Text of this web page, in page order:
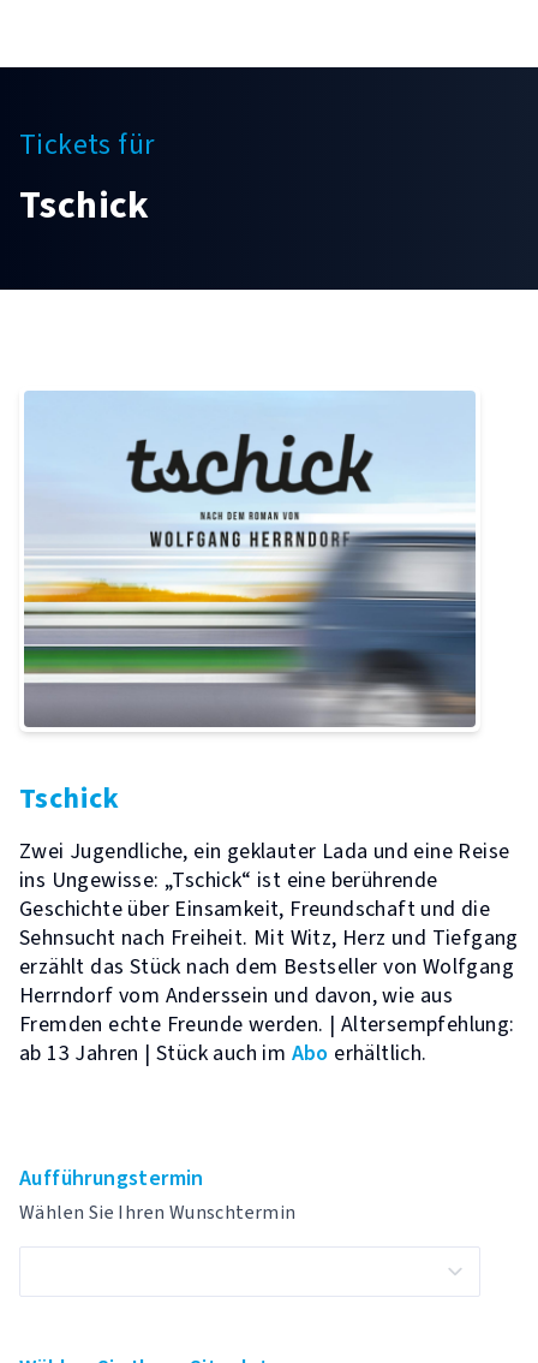
Tickets für
Tschick
Tschick
Zwei Jugendliche, ein geklauter Lada und eine Reise
ins Ungewisse: „Tschick“ ist eine berührende
Geschichte über Einsamkeit, Freundschaft und die
Sehnsucht nach Freiheit. Mit Witz, Herz und Tiefgang
erzählt das Stück nach dem Bestseller von Wolfgang
Herrndorf vom Anderssein und davon, wie aus
Fremden echte Freunde werden. | Altersempfehlung:
ab 13 Jahren | Stück auch im Abo erhältlich.
Aufführungstermin
Wählen Sie Ihren Wunschtermin